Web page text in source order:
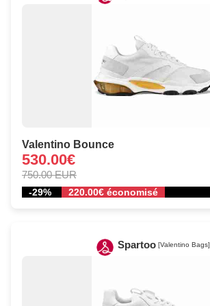
Valentino Bounce
530.00€
750.00 EUR
-29% 220.00€ économisé
Spartoo [Valentino Bags]